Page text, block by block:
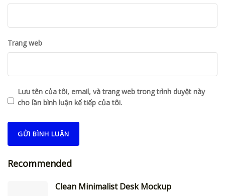
Trang web
Lưu tên của tôi, email, và trang web trong trình duyệt này
cho lần bình luận kế tiếp của tôi.
Recommended
Clean Minimalist Desk Mockup